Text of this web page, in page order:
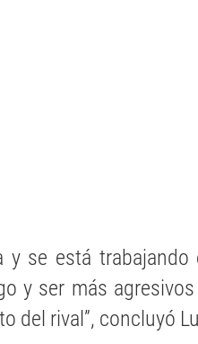
y se está
y ser más
del rival”, concluyó